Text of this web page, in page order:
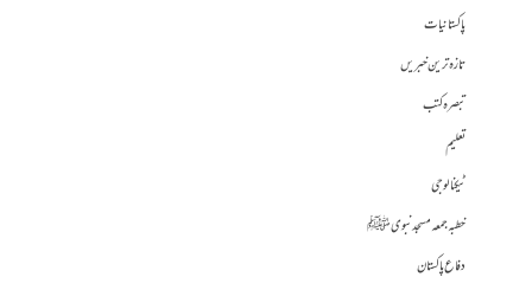
پاکستانیات
تازہ ترین خبریں
تبصرہ کتب
تعلیم
ٹیکنالوجی
خطبہ جمعہ مسجد نبوی ﷺ
دفاع پاکستان